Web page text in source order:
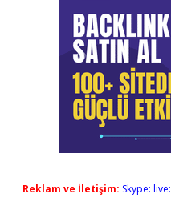
Reklam ve İletişim: Skype: